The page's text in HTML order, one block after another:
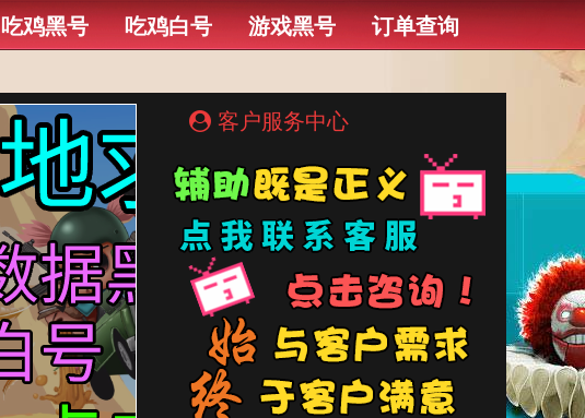
吃鸡黑号 吃鸡白号 游戏黑号 订单查询
客户服务中心